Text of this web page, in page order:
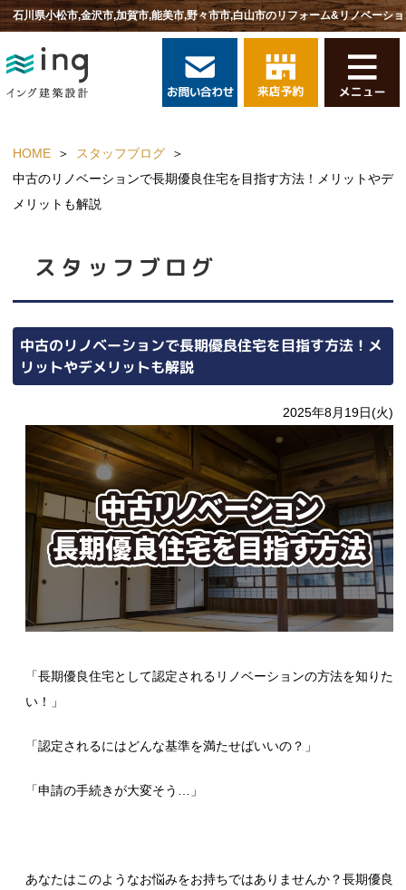
石川県小松市,金沢市,加賀市,能美市,野々市市,白山市のリフォーム&リノベーシ
HOME
スタッフブログ
中古のリノベーションで長期優良住宅を目指す方法！メリットやデ
メリットも解説
スタッフブログ
中古のリノベーションで長期優良住宅を目指す方法！メ
リットやデメリットも解説
2025年8月19日(火)
「長期優良住宅として認定されるリノベーションの方法を知りた
い！」
「認定されるにはどんな基準を満たせばいいの？」
「申請の手続きが大変そう…」
あなたはこのようなお悩みをお持ちではありませんか？長期優良